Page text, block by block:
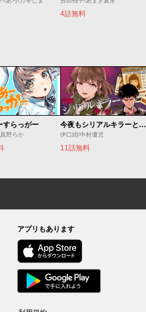
4話無料
すらっがー
野ろか
今夜もシリアルキラーと待ち合わせ
伊口紺/中村優児
11話無料
アプリもあります